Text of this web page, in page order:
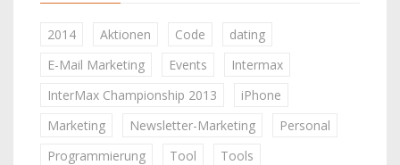
2014 Aktionen Code
dating
E-Mail Marketing
Events
Intermax
InterMax Championship 2013
iPhone
Marketing
Newsletter-Marketing
Personal
Programmierung
Tool
Tools